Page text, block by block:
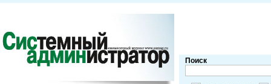
Поиск